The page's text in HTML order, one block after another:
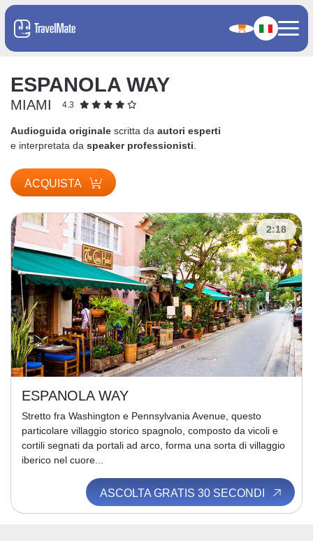
ESPANOLA WAY
MIAMI 4.3
Audioguida originale scritta da autori esperti
e interpretata da speaker professionisti
ACQUISTA
2:18
ESPANOLA WAY
Stretto fra Washington e Pennsylvania Avenue, questo
particolare villaggio storico spagnolo, composto da vicoli e
cortili segnati da portali ad arco, forma una sorta di villaggio
iberico nel cuore...
ASCOLTA GRATIS 30 SECONDI